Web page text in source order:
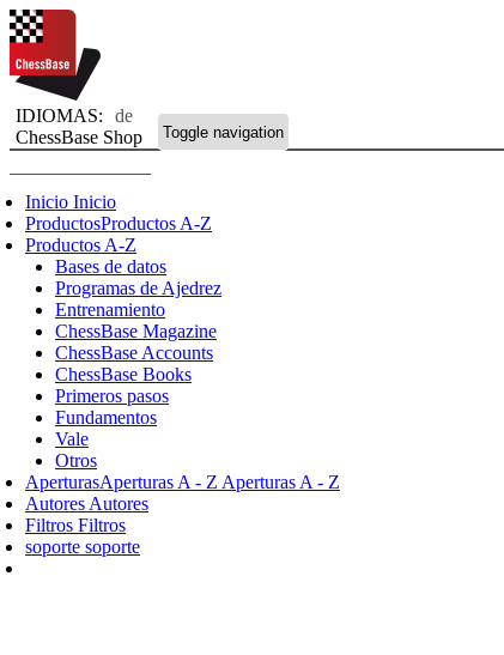
IDIOMAS:
de
ChessBase Shop
Toggle navigation
Inicio Inicio
ProductosProductos A-Z
Productos A-Z
Bases de datos
Programas de Ajedrez
Entrenamiento
ChessBase Magazine
ChessBase Accounts
ChessBase Books
Primeros pasos
Fundamentos
Vale
Otros
AperturasAperturas A - Z Aperturas A - Z
Autores Autores
Filtros Filtros
soporte soporte